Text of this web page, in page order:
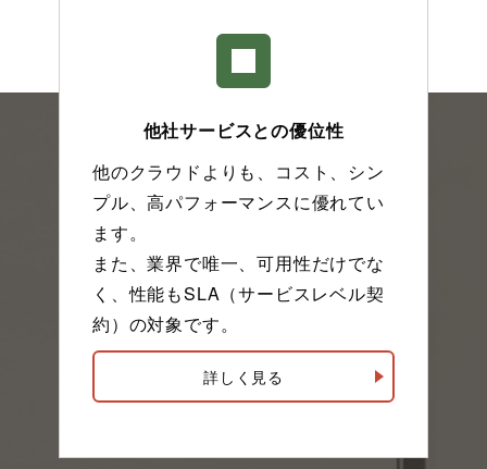
他社サービスとの優位性
他のクラウドよりも、コスト、シン
プル、高パフォーマンスに優れてい
ます。
また、業界で唯一、可用性だけでな
く、性能もSLA（サービスレベル契
約）の対象です。
詳しく見る